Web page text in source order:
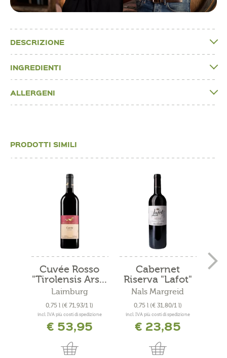
DESCRIZIONE
INGREDIENTI
ALLERGENI
PRODOTTI SIMILI
Cuvée Rosso
"Tirolensis Ars...
Laimburg
0,75 l (€ 71,93/1 l)
incl. IVA più costi di spedizione
€ 53,95
Cabernet
Riserva "Lafot"
2021
Nals Margreid
0,75 l (€ 31,80/1 l)
incl. IVA più costi di spedizione
€ 23,85